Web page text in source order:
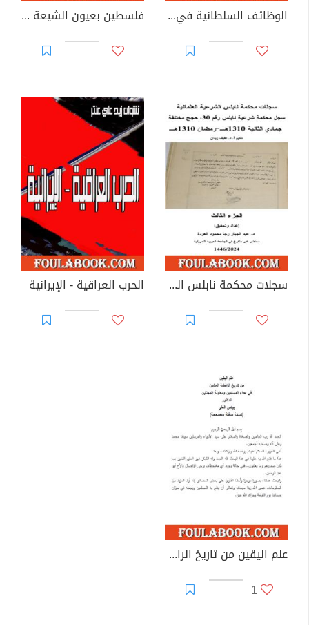
الوظائف السلطانية في الدولة الإسلامية من العهد النبوي إلى عهد الخلافة فلسطين بعيون الشيعة - رؤية عقائدية تاريخية وسياسية
سجلات محكمة نابلس الشرعية العثمانية - الجزء الثالث الحرب العراقية - الإيرانية
علم اليقين من تاريخ الرافضة المشين في عداء المسلمين ومعاونة المحتلين
1